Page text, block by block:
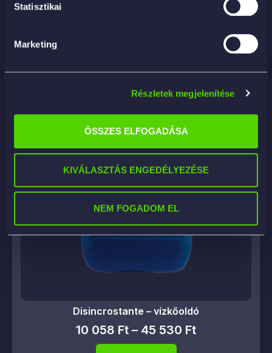
Statisztikai
Marketing
Részletek megjelenítése
ÖSSZES ELFOGADÁSA
KIVÁLASZTÁS ENGEDÉLYEZÉSE
NEM FOGADOM EL
Disincrostante – vízkőoldó
10 058 Ft – 45 530 Ft